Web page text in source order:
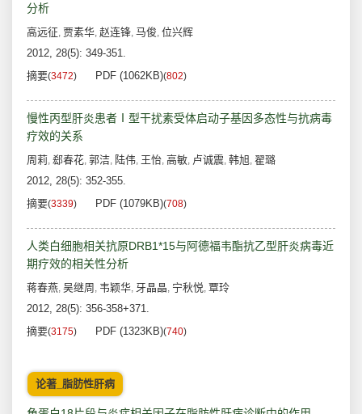
分析
高远征, 贾素华, 赵连锋, 马俊, 位兴辉
2012, 28(5): 349-351.
摘要(3472) PDF (1062KB)(802)
慢性丙型肝炎患者Ⅰ型干扰素受体启动子基因多态性与抗病毒
疗效的关系
周莉, 郄春花, 郭洁, 陆伟, 王怡, 高敏, 卢诚震, 韩旭, 翟璐
2012, 28(5): 352-355.
摘要(3339) PDF (1079KB)(708)
人类白细胞相关抗原DRB1*15与阿德福韦酯抗乙型肝炎病毒近
期疗效的相关性分析
蒋春燕, 吴继周 , 韦颖华, 牙晶晶, 宁秋悦, 覃玲
2012, 28(5): 356-358+371.
摘要(3175) PDF (1323KB)(740)
论著_脂肪性肝病